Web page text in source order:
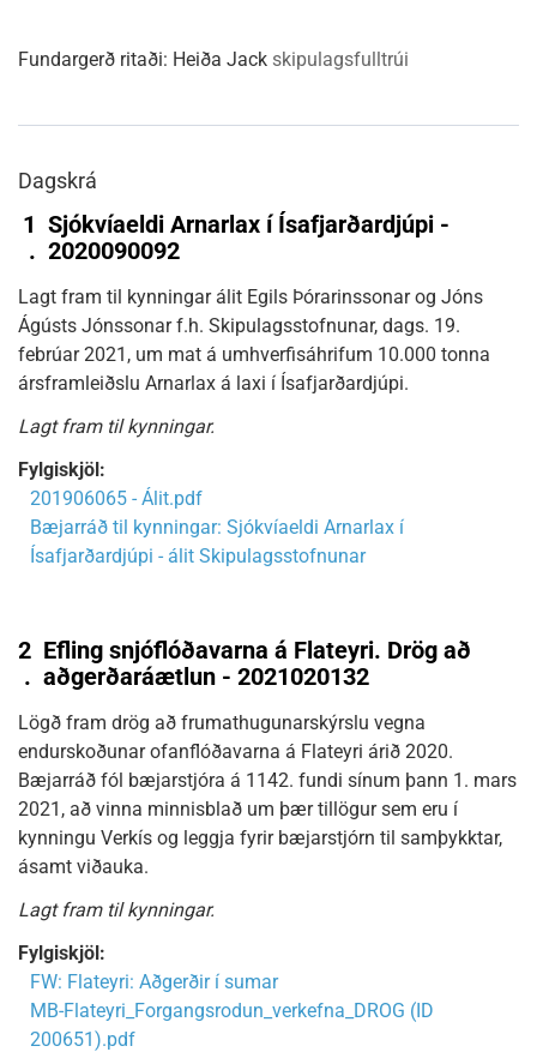
Fundargerð ritaði: Heiða Jack skipulagsfulltrúi
Dagskrá
1
.
Sjókvíaeldi Arnarlax í Ísafjarðardjúpi -
2020090092
Lagt fram til kynningar álit Egils Þórarinssonar og Jóns
Ágústs Jónssonar f.h. Skipulagsstofnunar, dags. 19.
febrúar 2021, um mat á umhverfisáhrifum 10.000 tonna
ársframleiðslu Arnarlax á laxi í Ísafjarðardjúpi.
Lagt fram til kynningar.
Fylgiskjöl:
201906065 - Álit.pdf
Bæjarráð til kynningar: Sjókvíaeldi Arnarlax í
Ísafjarðardjúpi - álit Skipulagsstofnunar
2
.
Efling snjóflóðavarna á Flateyri. Drög að
aðgerðaráætlun - 2021020132
Lögð fram drög að frumathugunarskýrslu vegna
endurskoðunar ofanflóðavarna á Flateyri árið 2020.
Bæjarráð fól bæjarstjóra á 1142. fundi sínum þann 1. mars
2021, að vinna minnisblað um þær tillögur sem eru í
kynningu Verkís og leggja fyrir bæjarstjórn til samþykktar,
ásamt viðauka.
Lagt fram til kynningar.
Fylgiskjöl:
FW: Flateyri: Aðgerðir í sumar
MB-Flateyri_Forgangsrodun_verkefna_DROG (ID
200651).pdf